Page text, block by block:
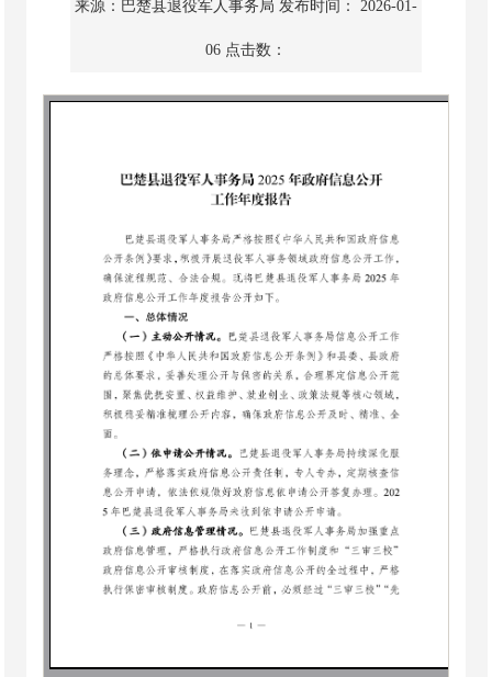
来源：巴楚县退役军人事务局 发布时间： 2026-01-
06 点击数：